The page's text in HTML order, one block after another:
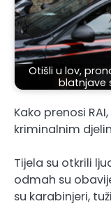
Otišli u lov,
blatnjave
Kako prenosi
kriminalnim
Tijela su otkrili
odmah su
su karabinjeri,